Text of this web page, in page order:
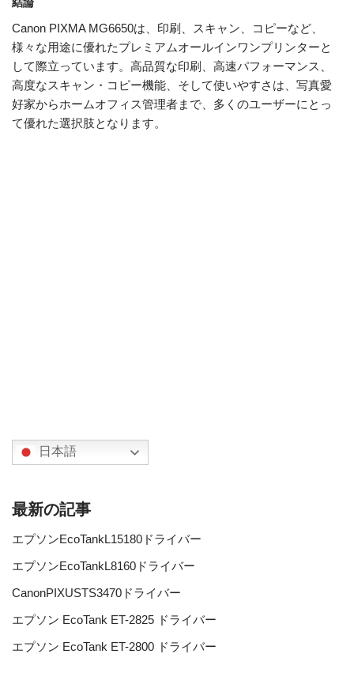
結論
Canon PIXMA MG6650は、印刷、スキャン、コピーなど、
様々な用途に優れたプレミアムオールインワンプリンターと
して際立っています。高品質な印刷、高速パフォーマンス、
高度なスキャン・コピー機能、そして使いやすさは、写真愛
好家からホームオフィス管理者まで、多くのユーザーにとっ
て優れた選択肢となります。
日本語
最新の記事
エプソンEcoTankL15180ドライバー
エプソンEcoTankL8160ドライバー
CanonPIXUSTS3470ドライバー
エプソン EcoTank ET-2825 ドライバー
エプソン EcoTank ET-2800 ドライバー